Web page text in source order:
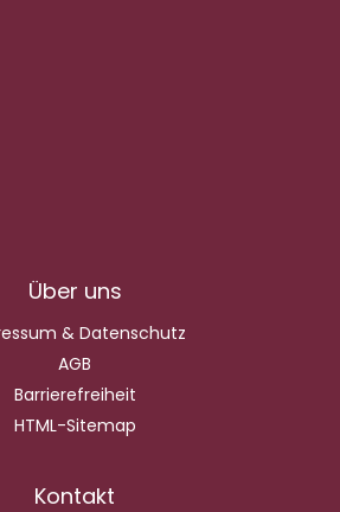
Über uns
& Datenschutz
AGB
Barrierefreiheit
HTML-Sitemap
Kontakt